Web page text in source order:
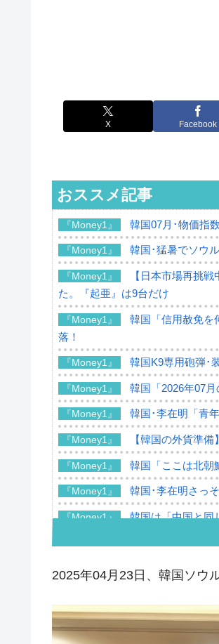
X Facebook
おススメ記事
『Money1』 韓国07月･物価指
『Money1』 韓国･猛暑でソウ
『Money1』
【日本市場再挑
た。『起亜』は9台だけ
『Money1』
韓国「信用赦免を
落！
『Money1』 韓国K9専用砲弾･
『Money1』 韓国「2026年07
『Money1』 韓国･李在明「青
『Money1』 【韓国の外貨準
『Money1』 韓国「ここは北朝
『Money1』 韓国･李在明さっ
『Money1』 韓国は「中国と同
『Money1』 韓国･外為取引量
『Money1』
韓国大統領府ボン
壟断
2025年04月23日、韓国ソウ